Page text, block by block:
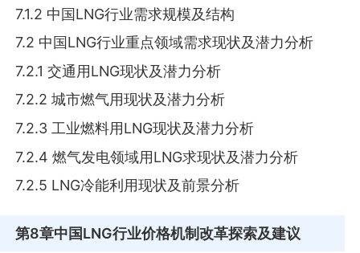
7.1.2 中国LNG行业需求规模及结构
7.2 中国LNG行业重点领域需求现状及潜力分析
7.2.1 交通用LNG现状及潜力分析
7.2.2 城市燃气用现状及潜力分析
7.2.3 工业燃料用LNG现状及潜力分析
7.2.4 燃气发电领域用LNG求现状及潜力分析
7.2.5 LNG冷能利用现状及前景分析
第8章中国LNG行业价格机制改革探索及建议